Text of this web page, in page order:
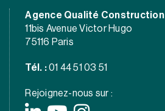
Agence Qualité Construction
11bis Avenue Victor Hugo
75116 Paris
Tél. : 01 44 51 03 51
Rejoignez-nous sur :